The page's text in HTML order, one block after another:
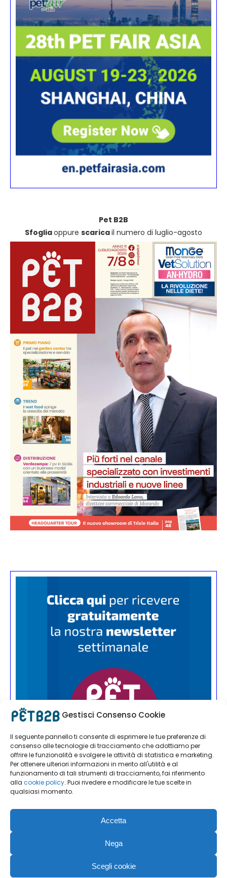
Gestisci Consenso Cookie
Il seguente pannello ti consente di esprimere le tue preferenze di
consenso alle tecnologie di tracciamento che adottiamo per
offrire le funzionalità e svolgere le attività di statistica e marketing.
Per ottenere ulteriori informazioni in merito all'utilità e al
funzionamento di tali strumenti di tracciamento, fai riferimento
alla cookie policy. Puoi rivedere e modificare le tue scelte in
qualsiasi momento.
Accetta
Nega
Scegli cookie
Pet B2B
Sfogliaoppure scaricail numero di luglio-agosto
PET B2B | Editoriale Farlastrada Srl | Via Martiri della Libertà, 28